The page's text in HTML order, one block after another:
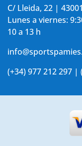
C/ Lleida, 22 |
Lunes a viernes:
10 a 13 h
(+34) 977 212 297 |